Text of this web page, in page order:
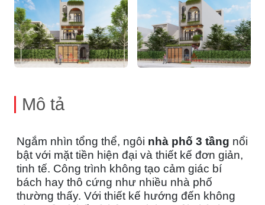
Mô tả
Ngắm nhìn tổng thể, ngôi nhà phố 3 tầng nổi
bật với mặt tiền hiện đại và thiết kế đơn giản,
tinh tế. Công trình không tạo cảm giác bí
bách hay thô cứng như nhiều nhà phố
thường thấy. Với thiết kế hướng đến không